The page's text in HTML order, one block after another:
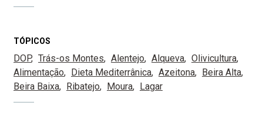
TÓPICOS
DOP Trás-os Montes Alentejo Alqueva
Olivicultura
Alimentação
Dieta Mediterrânica Azeitona
Beira Alta
Beira Baixa
Ribatejo Moura Lagar